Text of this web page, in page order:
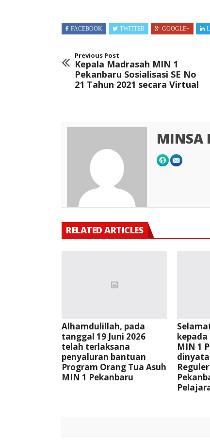
FACEBOOK TWITTER GOOGLE+
Previous Post
Kepala Madrasah MIN 1
Pekanbaru Sosialisasi SE No
21 Tahun 2021 secara Virtual
MINSA
RELATED ARTICLES
Alhamdulillah, pada
tanggal 19 Juni 2026
telah terlaksana
penyaluran bantuan
Program Orang Tua Asuh
MIN 1 Pekanbaru
kepada
MIN 1